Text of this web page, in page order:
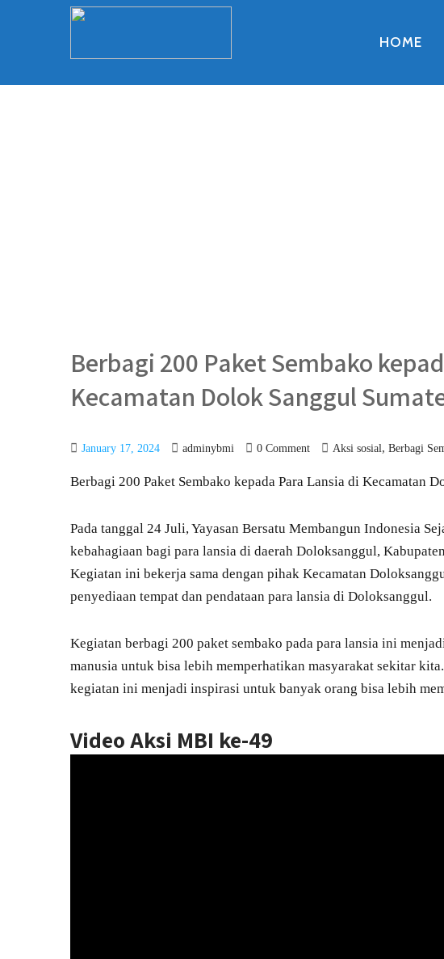
HOME
Berbagi 200 Paket Sembako
Kecamatan Dolok Sanggul
January 17, 2024 adminybmi 0 Comment Aksi sosial, Berbagi
Berbagi 200 Paket Sembako kepada Para Lansia di Kecamatan
Pada tanggal 24 Juli, Yayasan Bersatu Membangun Indonesia
kebahagiaan bagi para lansia di daerah Doloksanggul,
Kegiatan ini bekerja sama dengan pihak Kecamatan
penyediaan tempat dan pendataan para lansia di Doloksanggul.
Kegiatan berbagi 200 paket sembako pada para lansia ini
manusia untuk bisa lebih memperhatikan masyarakat sekitar
kegiatan ini menjadi inspirasi untuk banyak orang bisa lebih
Video Aksi MBI ke-49